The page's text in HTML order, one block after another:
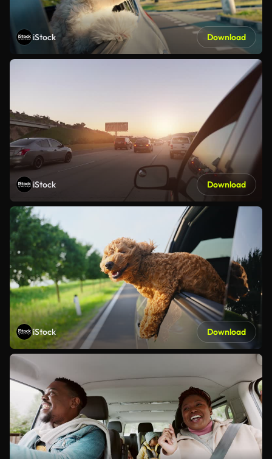
iStock Download
iStock Download
iStock Download